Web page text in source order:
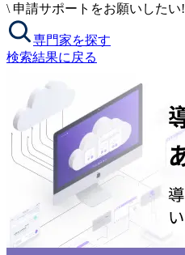
\ 申請サポートをお願いしたい!
専門家を探す
検索結果に戻る